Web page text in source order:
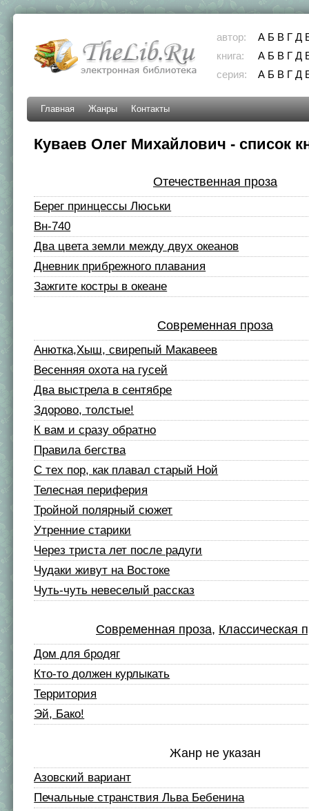
автор: А Б В Г Д
книга:
А Б В Г Д
серия:
А Б В Г Д
Главная Жанры Контакты
Куваев Олег Михайлович - список
Отечественная проза
Берег принцессы Люськи
Вн-740
Два цвета земли между двух океанов
Дневник прибрежного плавания
Зажгите костры в океане
Современная проза
Анютка,Хыш, свирепый Макавеев
Весенняя охота на гусей
Два выстрела в сентябре
Здорово, толстые!
К вам и сразу обратно
Правила бегства
С тех пор, как плавал старый Ной
Телесная периферия
Тройной полярный сюжет
Утренние старики
Через триста лет после радуги
Чудаки живут на Востоке
Чуть-чуть невеселый рассказ
Современная проза, Классическая
Дом для бродяг
Кто-то должен курлыкать
Территория
Эй, Бако!
Жанр не указан
Азовский вариант
Печальные странствия Льва Бебенина